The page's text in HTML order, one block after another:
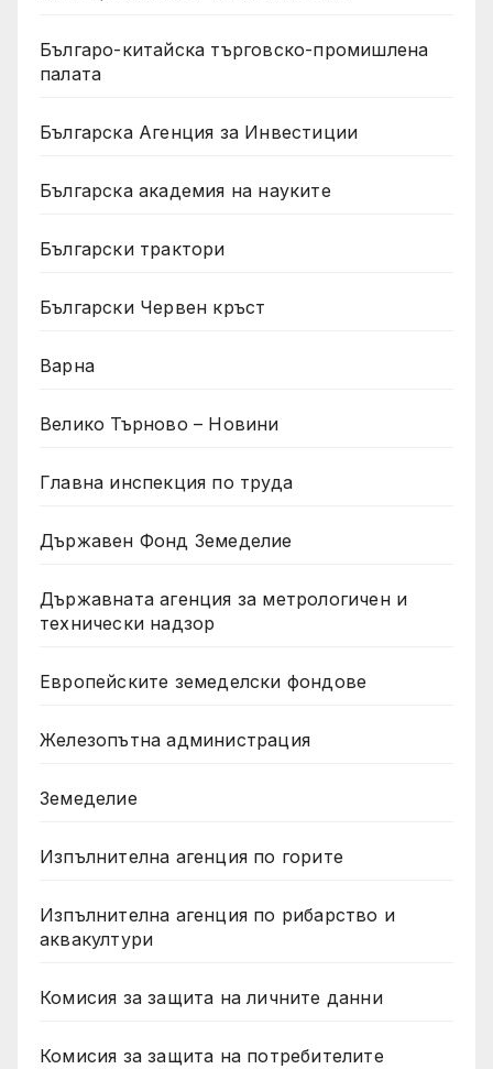
Българо-китайска търговско-промишлена
палата
Българска Агенция за Инвестиции
Българска академия на науките
Български трактори
Български Червен кръст
Варна
Велико Търново – Новини
Главна инспекция по труда
Държавен Фонд Земеделие
Държавната агенция за метрологичен и
технически надзор
Европейските земеделски фондове
Железопътна администрация
Земеделие
Изпълнителна агенция по горите
Изпълнителна агенция по рибарство и
аквакултури
Комисия за защита на личните данни
Комисия за защита на потребителите